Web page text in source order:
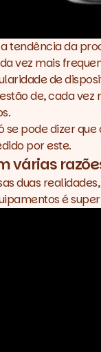
tendência da
vez mais
de
de, cada
se pode dizer
por este.
várias
duas
é